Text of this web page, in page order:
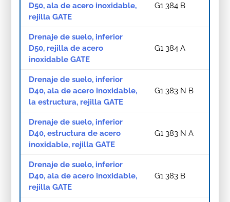
D50, ala de acero inoxidable,
rejilla GATE
G1 384 B
Drenaje de suelo, inferior
D50, rejilla de acero
inoxidable GATE
G1 384 A
Drenaje de suelo, inferior
D40, ala de acero inoxidable,
la estructura, rejilla GATE
G1 383 N B
Drenaje de suelo, inferior
D40, estructura de acero
inoxidable, rejilla GATE
G1 383 N A
Drenaje de suelo, inferior
D40, ala de acero inoxidable,
rejilla GATE
G1 383 B